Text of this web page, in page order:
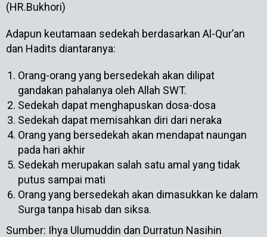
(HR.Bukhori)
Adapun keutamaan sedekah berdasarkan Al-Qur’an
dan Hadits diantaranya:
Orang-orang yang bersedekah akan dilipat
gandakan pahalanya oleh Allah SWT.
Sedekah dapat menghapuskan dosa-dosa
Sedekah dapat memisahkan diri dari neraka
Orang yang bersedekah akan mendapat naungan
pada hari akhir
Sedekah merupakan salah satu amal yang tidak
putus sampai mati
Orang yang bersedekah akan dimasukkan ke dalam
Surga tanpa hisab dan siksa.
Sumber: Ihya Ulumuddin dan Durratun Nasihin